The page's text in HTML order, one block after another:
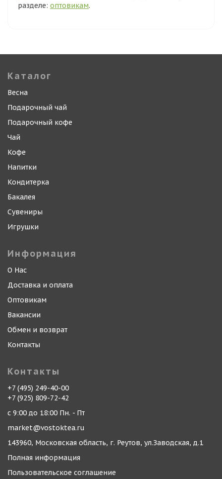
разделе: оптовикам.
Каталог
Весна
Подарочный чай
Подарочный кофе
Чай
Кофе
Напитки
Кондитерка
Бакалея
Сувениры
Игрушки
Информация
О Нас
Доставка и оплата
Оптовикам
Вакансии
Обмен и возврат
Контакты
Контакты
+7 (495) 249-40-00
+7 (925) 809-72-42
с 9:00 до 18:00 Пн. - Пт
market@vostoktea.ru
143960, Московская область, г. Реутов, ул.Заводская, д.1
Полная информация
Пользовательское соглашение